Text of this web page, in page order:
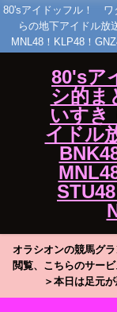
80'sアイドッフル！ ワ
らの地下アイドル放
MNL48！KLP48！
80'sア
シ的
いすき
イドル
オラシオンの競馬グ
閲覧、こちらのサー
＞本日は足元